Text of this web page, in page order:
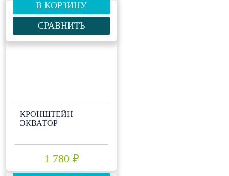
В КОРЗИНУ
СРАВНИТЬ
КРОНШТЕЙН
ЭКВАТОР
1 780 ₽